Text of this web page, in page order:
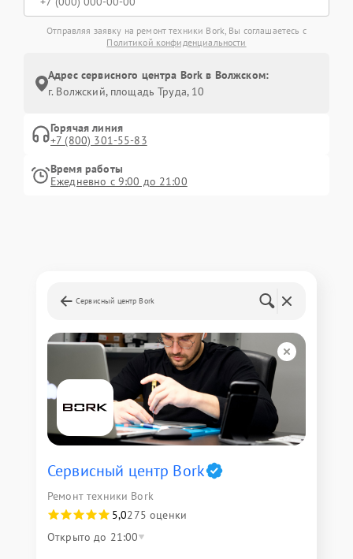
Отправляя заявку на ремонт техники Bork, Вы соглашаетесь с
Политикой конфиденциальности
Адрес сервисного центра Bork в Волжском:
г. Волжский, площадь Труда, 10
Горячая линия
+7 (800) 301-55-83
Время работы
Ежедневно с 9:00 до 21:00
Сервисный центр Bork
Сервисный центр Bork
Ремонт техники Bork
5,0275 оценки
Открыто до 21:00